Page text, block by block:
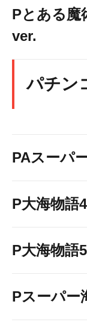
Pとある魔
ver.
パチン
PAスーパ
P大海物語
P大海物語5
Pスーパー